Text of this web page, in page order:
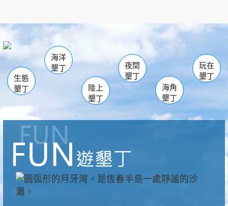
南仁湖
海生館
恆春 佳樂水
龍鑾潭自然中心 森林遊樂區
瓊麻館
關山 墾管處遊客中心
社頂公園 風吹沙
船帆石
白砂 龍磐公園
香蕉灣
砂島
鵝鑾鼻
生態
墾丁
海洋
墾丁
陸上
墾丁
夜間
墾丁
海角
墾丁
玩在
墾丁